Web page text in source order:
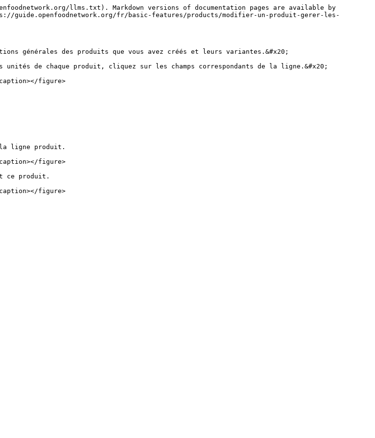
llms.txt). Markdown versions of documentation pages are available by
guide.openfoodnetwork.org/fr/basic-features/products/modifier-un-produit-gerer-les-
générales des produits que vous avez créés et leurs variantes.&#x20;
de chaque produit, cliquez sur les champs correspondants de la ligne.&#x20;
figure>
ligne produit.
figure>
ce produit.